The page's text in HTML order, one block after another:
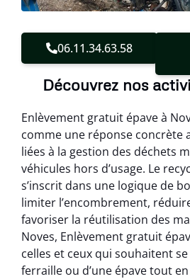
06.11.34.63.58
Découvrez nos
Enlèvement gratuit épave à
comme une réponse concrète
liées à la gestion des déchets
véhicules hors d’usage. Le
s’inscrit dans une logique de
limiter l’encombrement,
favoriser la réutilisation des
Noves, Enlèvement gratuit
celles et ceux qui souhaitent
ferraille ou d’une épave tout